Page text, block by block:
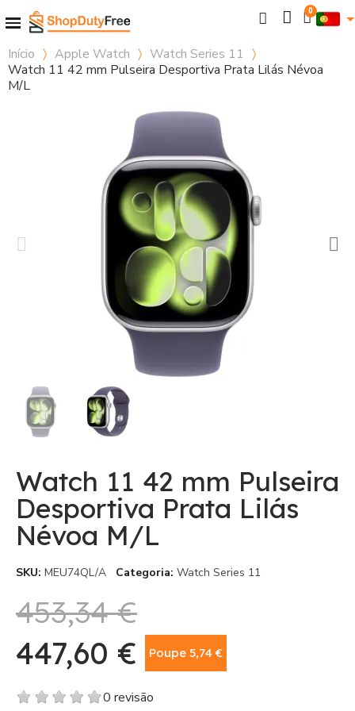
Início Apple Watch
Watch Series 11
Watch 11 42 mm Pulseira Desportiva Prata Lilás Névoa
M/L
Watch 11 42 mm Pulseira
Desportiva Prata Lilás
Névoa M/L
SKU MEU74QL/A Categoria Watch Series 11
453,34 €
447,60 €
Poupe 5,74 €
0 revisão